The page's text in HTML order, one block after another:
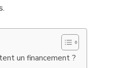
un financement ?